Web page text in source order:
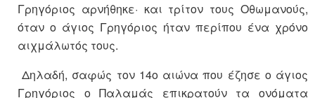
Γρηγόριος αρνήθηκε· και τρίτον τους Οθωμανούς,
όταν ο άγιος Γρηγόριος ήταν περίπου ένα χρόνο
αιχμάλωτός τους.
Δηλαδή, σαφώς τον 14ο αιώνα που έζησε ο άγιος
Γρηγόριος ο Παλαμάς επικρατούν τα ονόματα